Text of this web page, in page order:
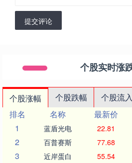
提交评论
个股实时涨
个股涨幅 个股跌幅 个股流入
排名
名称 最新价
1
蓝盾光电 22.81
2 百普赛斯 77.68
3 近岸蛋白 55.54